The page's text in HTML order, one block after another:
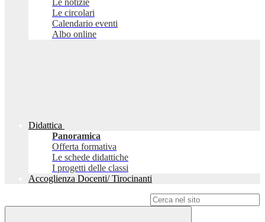
Le notizie
Le circolari
Calendario eventi
Albo online
Didattica
Panoramica
Offerta formativa
Le schede didattiche
I progetti delle classi
Accoglienza Docenti/ Tirocinanti